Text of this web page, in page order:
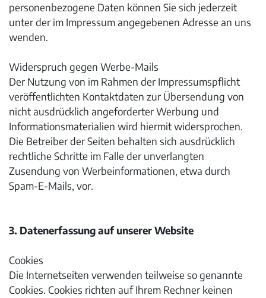
personenbezogene Daten können Sie sich jederzeit
unter der im Impressum angegebenen Adresse an uns
wenden.
Widerspruch gegen Werbe-Mails
Der Nutzung von im Rahmen der Impressumspflicht
veröffentlichten Kontaktdaten zur Übersendung von
nicht ausdrücklich angeforderter Werbung und
Informationsmaterialien wird hiermit widersprochen.
Die Betreiber der Seiten behalten sich ausdrücklich
rechtliche Schritte im Falle der unverlangten
Zusendung von Werbeinformationen, etwa durch
Spam-E-Mails, vor.
3. Datenerfassung auf unserer Website
Cookies
Die Internetseiten verwenden teilweise so genannte
Cookies. Cookies richten auf Ihrem Rechner keinen